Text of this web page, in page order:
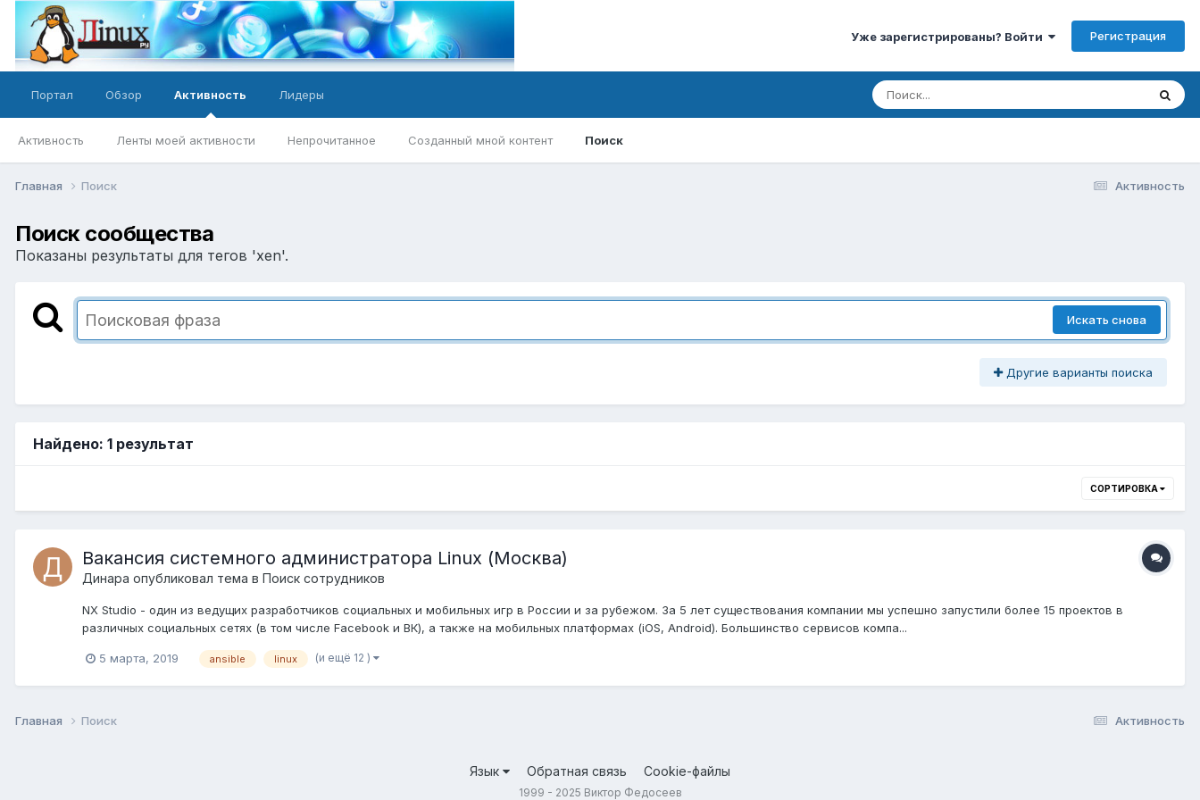
Уже зарегистрированы? Войти Регистрация
Портал Обзор Активность
Активность Ленты моей активности Непрочитанное Созданный мной контент Поиск
Лидеры
Активность
Главная Поиск
Поиск сообщества
Показаны результаты для тегов 'xen'.
Искать снова
Другие варианты поиска
Найдено: 1 результат
СОРТИРОВКА
Вакансия системного администратора Linux (Москва)
Динара опубликовал тема в Поиск сотрудников
NX Studio - один из ведущих разработчиков социальных и мобильных игр в России и за рубежом. За 5 лет существования компании мы успешно запустили более 15 проектов в
различных социальных сетях (в том числе Facebook и ВК), а также на мобильных платформах (iOS, Android). Большинство сервисов компа...
5 марта, 2019 ansible linux (и ещё 12 )
Активность
Главная Поиск
Язык Обратная связь Cookie-файлы
1999 - 2025 Виктор Федосеев